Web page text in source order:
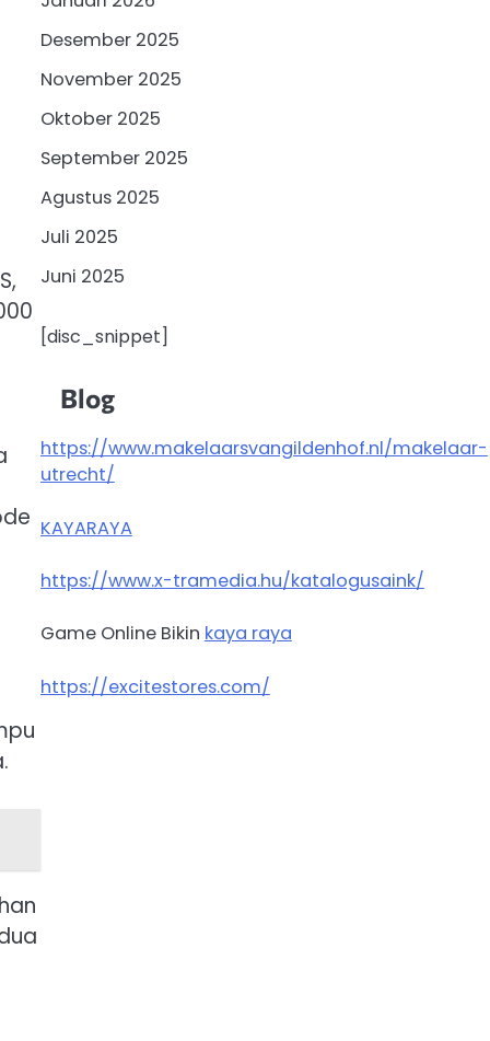
Desember 2025
November 2025
Oktober 2025
September 2025
Agustus 2025
Juli 2025
Juni 2025
[disc_snippet]
Blog
https://www.makelaarsvangildenhof.nl/makelaar-
utrecht/
KAYARAYA
https://www.x-tramedia.hu/katalogusaink/
Game Online Bikin kaya raya
https://excitestores.com/